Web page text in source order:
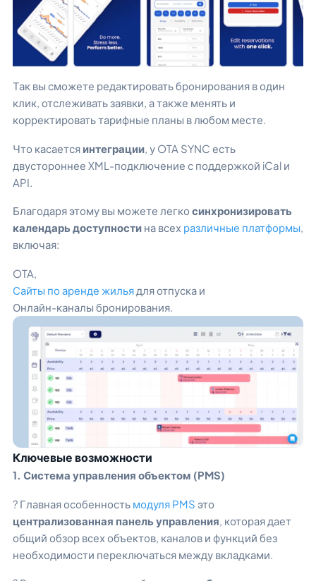
Так вы сможете редактировать бронирования в один
клик, отслеживать заявки, а также менять и
корректировать тарифные планы в любом месте.
Что касается интеграции, у OTA SYNC есть
двустороннее XML-подключение с поддержкой iCal и
API.
Благодаря этому вы можете легко синхронизировать
календарь доступности на всех различные платформы,
включая:
OTA,
Сайты по аренде жилья для отпуска и
Онлайн-каналы бронирования.
Ключевые возможности
1. Система управления объектом (PMS)
? Главная особенность модуля PMS это
централизованная панель управления, которая дает
общий обзор всех объектов, каналов и функций без
необходимости переключаться между вкладками.